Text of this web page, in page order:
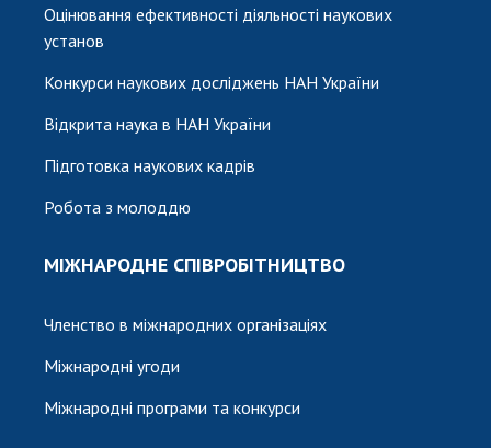
Оцінювання ефективності діяльності наукових
установ
Конкурси наукових досліджень НАН України
Відкрита наука в НАН України
Підготовка наукових кадрів
Робота з молоддю
МІЖНАРОДНЕ СПІВРОБІТНИЦТВО
Членство в міжнародних організаціях
Міжнародні угоди
Міжнародні програми та конкурси